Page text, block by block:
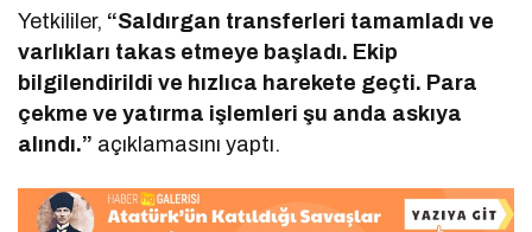
Yetkililer, “Saldırgan transferleri tamamladı ve
varlıkları takas etmeye başladı. Ekip
bilgilendirildi ve hızlıca harekete geçti. Para
çekme ve yatırma işlemleri şu anda askıya
alındı.” açıklamasını yaptı.